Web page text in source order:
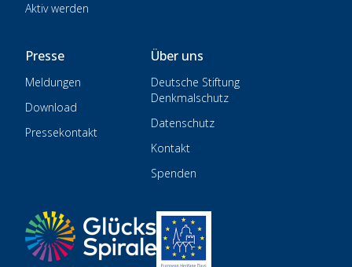
Aktiv werden
Presse
Meldungen
Download
Pressekontakt
Über uns
Deutsche Stiftung
Denkmalschutz
Datenschutz
Kontakt
Spenden